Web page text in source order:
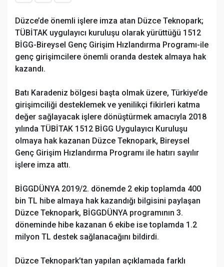
Düzce’de önemli işlere imza atan Düzce Teknopark;
TÜBİTAK uygulayıcı kuruluşu olarak yürüttüğü 1512
BİGG-Bireysel Genç Girişim Hızlandırma Programı-ile
genç girişimcilere önemli oranda destek almaya hak
kazandı.
Batı Karadeniz bölgesi başta olmak üzere, Türkiye’de
girişimciliği desteklemek ve yenilikçi fikirleri katma
değer sağlayacak işlere dönüştürmek amacıyla 2018
yılında TÜBİTAK 1512 BİGG Uygulayıcı Kuruluşu
olmaya hak kazanan Düzce Teknopark, Bireysel
Genç Girişim Hızlandırma Programı ile hatırı sayılır
işlere imza attı.
BİGGDÜNYA 2019/2. dönemde 2 ekip toplamda 400
bin TL hibe almaya hak kazandığı bilgisini paylaşan
Düzce Teknopark, BİGGDÜNYA programının 3.
döneminde hibe kazanan 6 ekibe ise toplamda 1.2
milyon TL destek sağlanacağını bildirdi.
Düzce Teknopark’tan yapılan açıklamada farklı